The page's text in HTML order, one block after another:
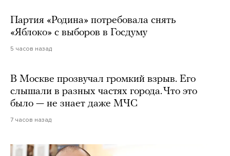
Партия «Родина» потребовала снять
«Яблоко» с выборов в Госдуму
5 часов назад
В Москве прозвучал громкий взрыв. Его
слышали в разных частях города. Что это
было — не знает даже МЧС
7 часов назад